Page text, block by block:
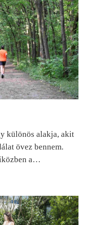
különös alakja, akit
övez bennem.
a…